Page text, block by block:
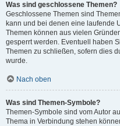
Was sind geschlossene Themen?
Geschlossene Themen sind
kann und bei denen eine laufende
Themen können aus vielen
gesperrt werden. Eventuell haben
Themen zu schließen, sofern dies
wurde.
Nach oben
Was sind Themen-Symbole?
Themen-Symbole sind vom Autor
Thema in Verbindung stehen